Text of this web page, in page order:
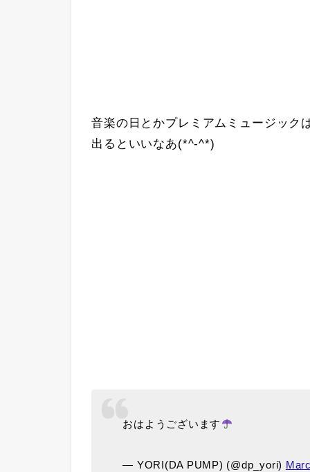
音楽の日とかプレミアムミュージック
出るといいなあ(*^-^*)
おはようございます
— YORI(DA PUMP) (@dp_yori)